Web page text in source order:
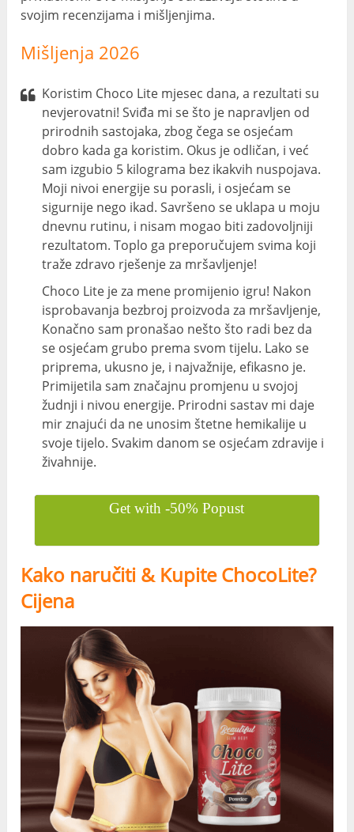
svojim recenzijama i mišljenjima.
Mišljenja 2026
Koristim Choco Lite mjesec dana, a rezultati su
nevjerovatni! Sviđa mi se što je napravljen od
prirodnih sastojaka, zbog čega se osjećam
dobro kada ga koristim. Okus je odličan, i već
sam izgubio 5 kilograma bez ikakvih nuspojava.
Moji nivoi energije su porasli, i osjećam se
sigurnije nego ikad. Savršeno se uklapa u moju
dnevnu rutinu, i nisam mogao biti zadovoljniji
rezultatom. Toplo ga preporučujem svima koji
traže zdravo rješenje za mršavljenje!
Choco Lite je za mene promijenio igru! Nakon
isprobavanja bezbroj proizvoda za mršavljenje,
Konačno sam pronašao nešto što radi bez da
se osjećam grubo prema svom tijelu. Lako se
priprema, ukusno je, i najvažnije, efikasno je.
Primijetila sam značajnu promjenu u svojoj
žudnji i nivou energije. Prirodni sastav mi daje
mir znajući da ne unosim štetne hemikalije u
svoje tijelo. Svakim danom se osjećam zdravije i
živahnije.
Get with -50% Popust
Kako naručiti & Kupite ChocoLite?
Cijena